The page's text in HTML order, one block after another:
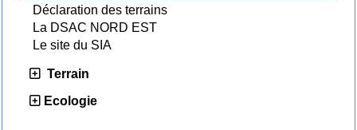
Déclaration des terrains
La DSAC NORD EST
Le site du SIA
Terrain
Ecologie